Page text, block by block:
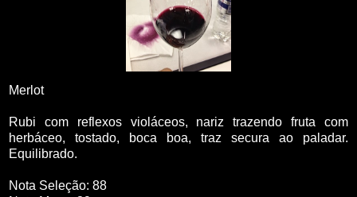
Merlot
Rubi com reflexos violáceos, nariz trazendo fruta com
herbáceo, tostado, boca boa, traz secura ao paladar.
Equilibrado.
Nota Seleção: 88